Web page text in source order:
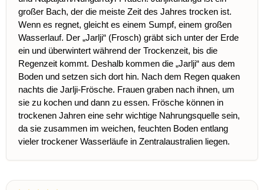
großer Bach, der die meiste Zeit des Jahres trocken ist.
Wenn es regnet, gleicht es einem Sumpf, einem großen
Wasserlauf. Der „Jarlji“ (Frosch) gräbt sich unter der Erde
ein und überwintert während der Trockenzeit, bis die
Regenzeit kommt. Deshalb kommen die „Jarlji“ aus dem
Boden und setzen sich dort hin. Nach dem Regen quaken
nachts die Jarlji-Frösche. Frauen graben nach ihnen, um
sie zu kochen und dann zu essen. Frösche können in
trockenen Jahren eine sehr wichtige Nahrungsquelle sein,
da sie zusammen im weichen, feuchten Boden entlang
vieler trockener Wasserläufe in Zentralaustralien liegen.